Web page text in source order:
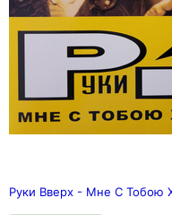
Руки Вверх - Мне С Тобою